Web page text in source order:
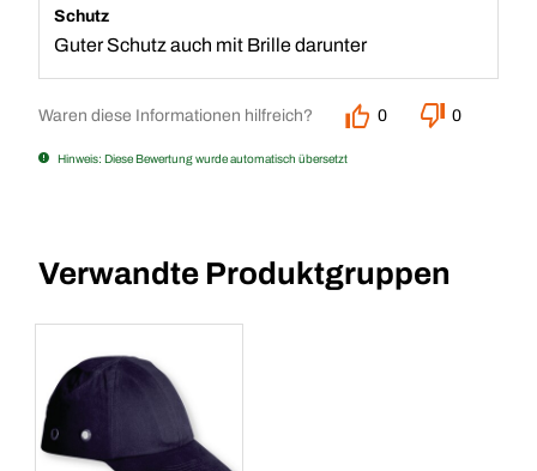
Schutz
Guter Schutz auch mit Brille darunter
Waren diese Informationen hilfreich? 0 0
Hinweis: Diese Bewertung wurde automatisch übersetzt
Verwandte Produktgruppen